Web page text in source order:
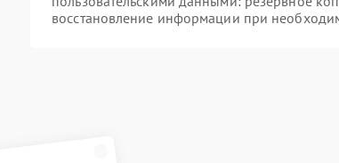
восстановление информации при